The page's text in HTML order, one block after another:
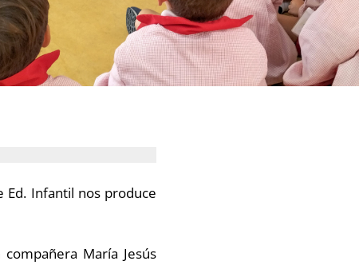
Ed. Infantil nos produce
María Jesús